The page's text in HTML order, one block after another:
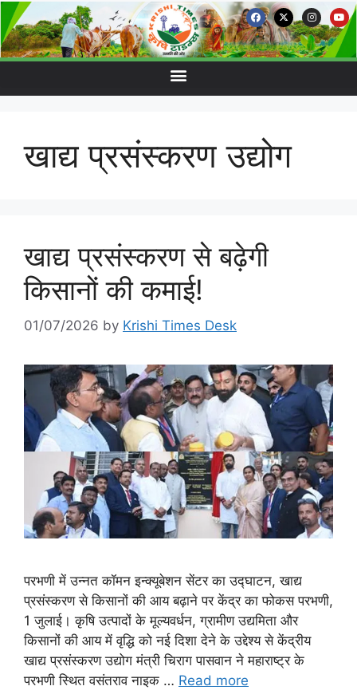
खाद्य प्रसंस्करण उद्योग
खाद्य प्रसंस्करण से बढ़ेगी
किसानों की कमाई!
01/07/2026 by Krishi Times Desk
परभणी में उन्नत कॉमन इन्क्यूबेशन सेंटर का उद्घाटन, खाद्य
प्रसंस्करण से किसानों की आय बढ़ाने पर केंद्र का फोकस परभणी,
1 जुलाई। कृषि उत्पादों के मूल्यवर्धन, ग्रामीण उद्यमिता और
किसानों की आय में वृद्धि को नई दिशा देने के उद्देश्य से केंद्रीय
खाद्य प्रसंस्करण उद्योग मंत्री चिराग पासवान ने महाराष्ट्र के
परभणी स्थित वसंतराव नाइक … Read more